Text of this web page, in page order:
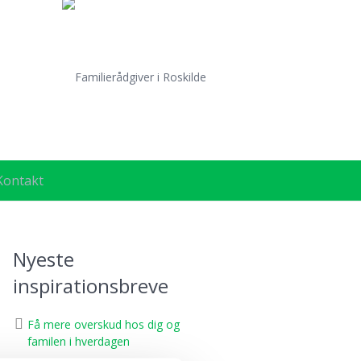
Nyeste
inspirationsbreve
Få mere overskud hos dig og
familen i hverdagen